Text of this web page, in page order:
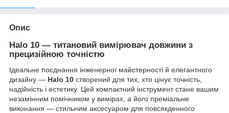
Опис
Halo 10 — титановий вимірювач довжини з
прецизійною точністю
Ідеальне поєднання інженерної майстерності й елегантного
дизайну — Halo 10 створений для тих, хто цінує точність,
надійність і естетику. Цей компактний інструмент стане вашим
незамінним помічником у вимірах, а його преміальне
виконання — стильним аксесуаром для повсякденного